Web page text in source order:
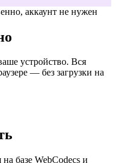
аккаунт не нужен
устройство. Вся
— без загрузки на
базе WebCodecs и